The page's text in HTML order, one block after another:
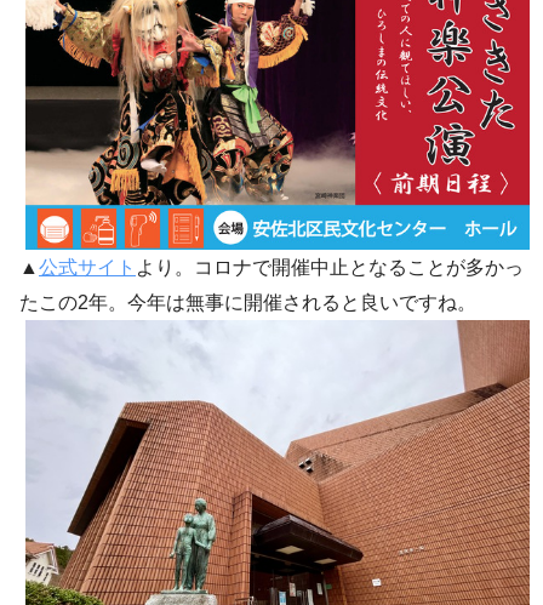
▲ 公式サイト より。コロナで開催中止となることが多かっ
たこの2年。今年は無事に開催されると良いですね。